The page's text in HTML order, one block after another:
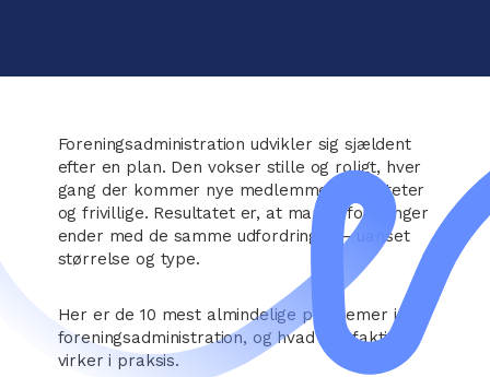
Foreningsadministration udvikler sig sjældent
efter en plan. Den vokser stille og roligt, hver
gang der kommer nye medlemmer, aktiviteter
og frivillige. Resultatet er, at mange foreninger
ender med de samme udfordringer – uanset
størrelse og type.
Her er de 10 mest almindelige problemer i
foreningsadministration, og hvad der faktisk
virker i praksis.